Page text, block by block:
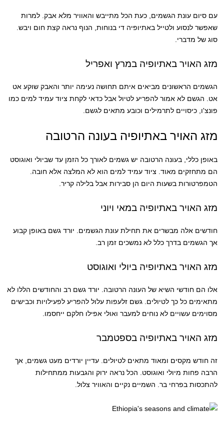
עם סיום עונת הגשמים, כעת הכל מתייבש והאוויר מלא אבק. למרות
שאפשר לנסוע ולטייל באתיופיה די בנוחות, הנוף נראה קצת חום ויבש.
סוג של מדברי.
מזג האויר באתיופיה במרץ ואפריל
הגשמים הראשונים מביאים איתם תחושה נעימה יותר והאבק שוקע אט
אט. הגשם לא אמור להפריע לטיול אבל כדאי לקחת ציוד עמיד למים כמו
פונצ'ו, כיסויים לתרמילים וכובע מתאים לגשם.
מזג האויר באתיופיה בעונה הרטובה
באופן כללי, בעונה הרטובה יש גשמים לאורך כל הזמן עד שביולי ואוגוסט
הם מתחזקים מאוד. ציוד עמיד למים הוא לא המלצה אלא חובה.
הטמפרטורות בשעות היום הן סבירות אבל בלילה קריר.
מזג האויר באתיופיה במאי ויוני
חודשים אלה מבשרים את תחילת עונת הגשמים. יורד גשם באופן קבוע
אך הגשמים בדרך כלל לא נמשכים זמן רב.
מזג האויר באתיופיה ביולי ואוגוסט
אלו הם חודשי השיא של העונה הרטובה. יורד גשם רב והחודשים הללו לא
מתאימים כל כך לטיולים. גשם זלעפות עלול להפריע לפעילויות וכבישים
מסוימים עשויים לא נוחים למעבר ואולי אפילו חלקם ייחסמו.
מזג האויר באתיופיה בספטמבר
זה חודש מקסים ומאוד מתאים לטיולים. עדיין יורדים מעט גשמים, אך
הרבה פחות מיולי ואוגוסט. הכל נראה ירוק והגבעות ממתחילות
להתכסות בפרחי בר. השמיים נקיים והאוויר צלול.